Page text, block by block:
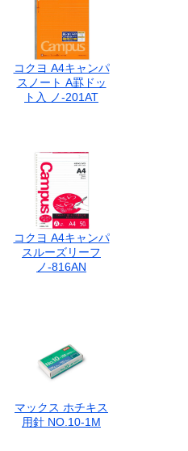
コクヨ A4キャンパ
スノート A罫ドッ
ト入 ノ-201AT
コクヨ A4キャンパ
スルーズリーフ
ノ-816AN
マックス ホチキス
用針 NO.10-1M